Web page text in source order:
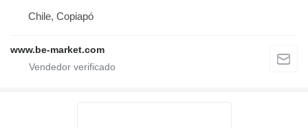
Chile, Copiapó
www.be-market.com